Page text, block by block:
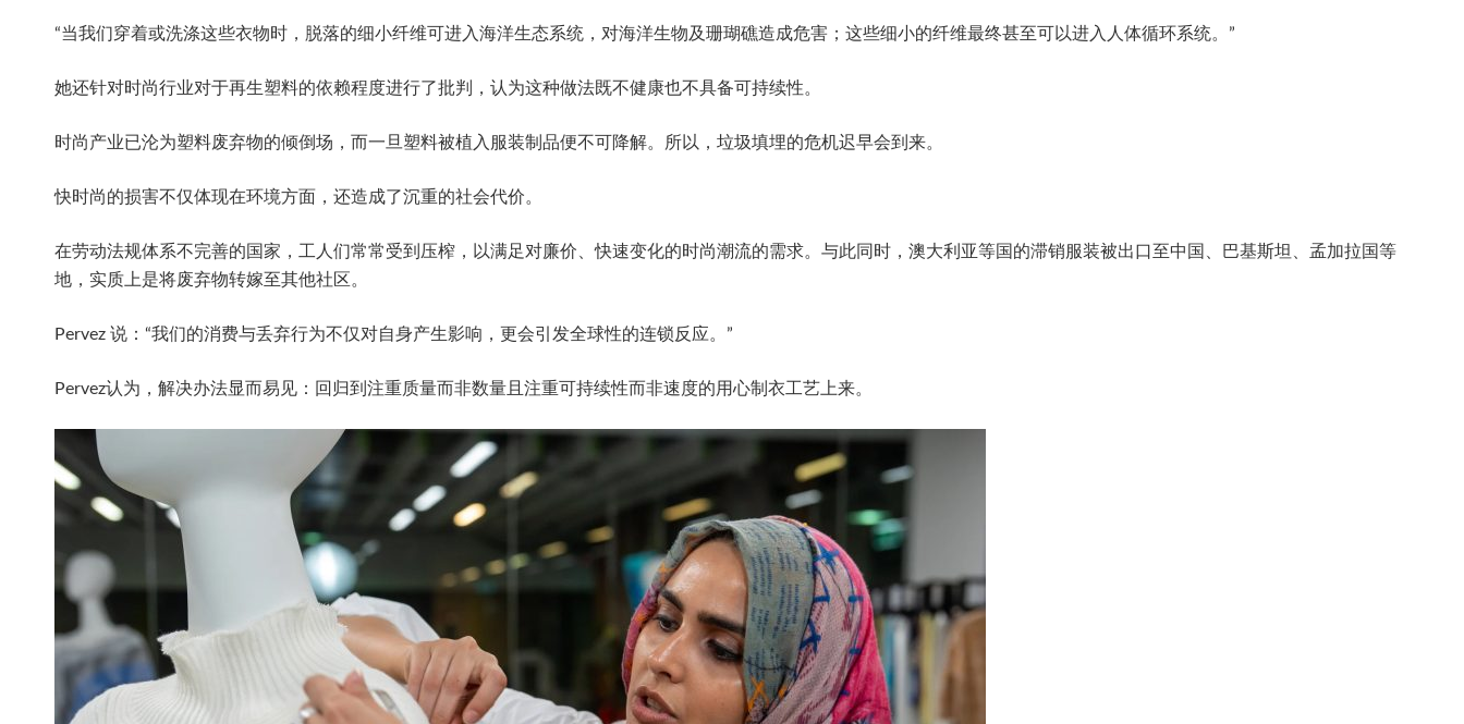
“当我们穿着或洗涤这些衣物时，脱落的细小纤维可进入海洋生态系统，对海洋生物及珊瑚礁造成危害；这些细小的纤维最终甚至可以进入人体循环系统。”
她还针对时尚行业对于再生塑料的依赖程度进行了批判，认为这种做法既不健康也不具备可持续性。
时尚产业已沦为塑料废弃物的倾倒场，而一旦塑料被植入服装制品便不可降解。所以，垃圾填埋的危机迟早会到来。
快时尚的损害不仅体现在环境方面，还造成了沉重的社会代价。
在劳动法规体系不完善的国家，工人们常常受到压榨，以满足对廉价、快速变化的时尚潮流的需求。与此同时，澳大利亚等国的滞销服装被出口至中国、巴基斯坦、孟加拉国等
地，实质上是将废弃物转嫁至其他社区。
Pervez 说：“我们的消费与丢弃行为不仅对自身产生影响，更会引发全球性的连锁反应。”
Pervez认为，解决办法显而易见：回归到注重质量而非数量且注重可持续性而非速度的用心制衣工艺上来。